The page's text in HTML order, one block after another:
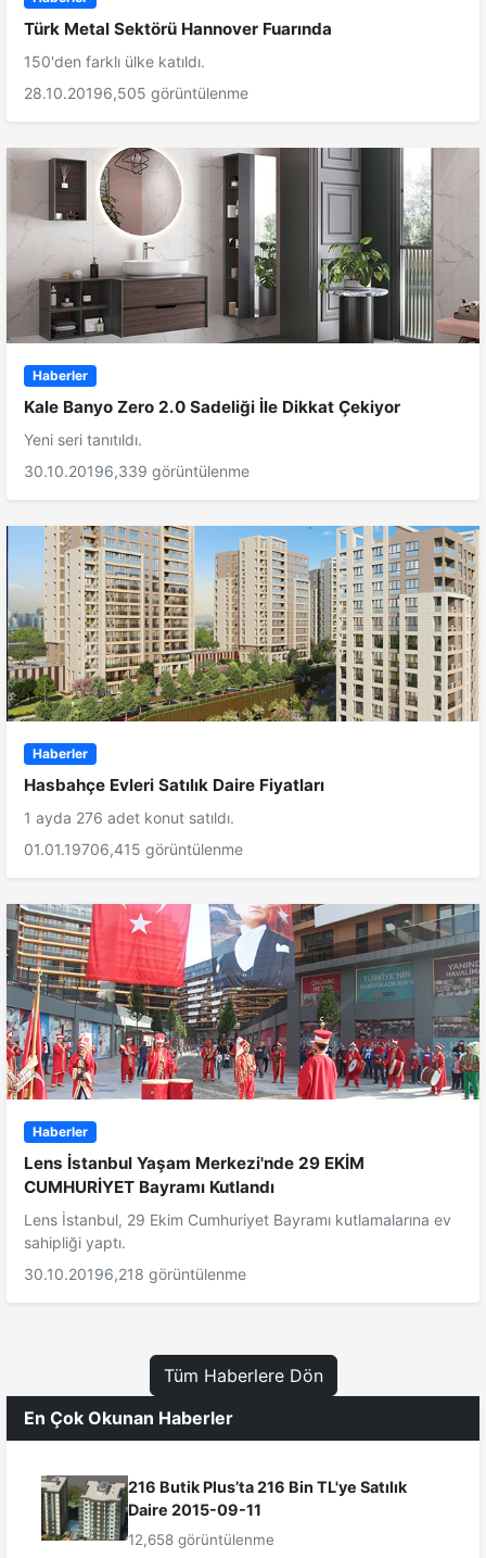
Türk Metal Sektörü Hannover Fuarında
150'den farklı ülke katıldı.
28.10.20196,505 görüntülenme
Haberler
Kale Banyo Zero 2.0 Sadeliği İle Dikkat Çekiyor
Yeni seri tanıtıldı.
30.10.20196,339 görüntülenme
Haberler
Hasbahçe Evleri Satılık Daire Fiyatları
1 ayda 276 adet konut satıldı.
01.01.19706,415 görüntülenme
Haberler
Lens İstanbul Yaşam Merkezi'nde 29 EKİM
CUMHURİYET Bayramı Kutlandı
Lens İstanbul, 29 Ekim Cumhuriyet Bayramı kutlamalarına ev
sahipliği yaptı.
30.10.20196,218 görüntülenme
Tüm Haberlere Dön
En Çok Okunan Haberler
216 Butik Plus’ta 216 Bin TL'ye Satılık
Daire 2015-09-11
12,658 görüntülenme